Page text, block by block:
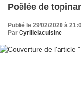
Poêlée de
Publié le 29/02/2020 à
Par Cyrillelacuisine